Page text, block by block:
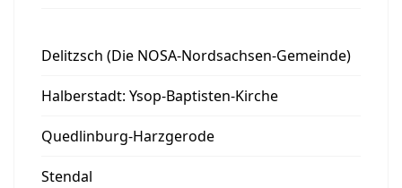
Delitzsch (Die NOSA-Nordsachsen-Gemeinde)
Halberstadt: Ysop-Baptisten-Kirche
Quedlinburg-Harzgerode
Stendal